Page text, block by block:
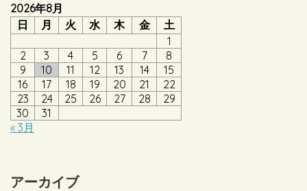
2026年8月
日
月 火 水 木 金
土
1
2
3 4 5 6 7
8
9
10 11 12 13 14
15
16
17 18 19 20 21
22
23
24 25 26 27 28
29
30
31
« 3月
アーカイブ